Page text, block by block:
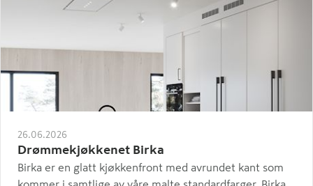
26.06.2026
Drømmekjøkkenet Birka
Birka er en glatt kjøkkenfront med avrundet kant som